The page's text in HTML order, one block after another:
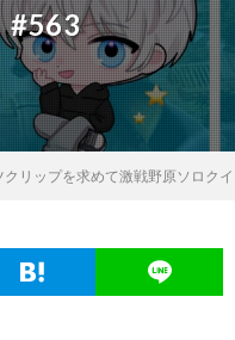
#563
クリップを求めて激戦野原ソロク